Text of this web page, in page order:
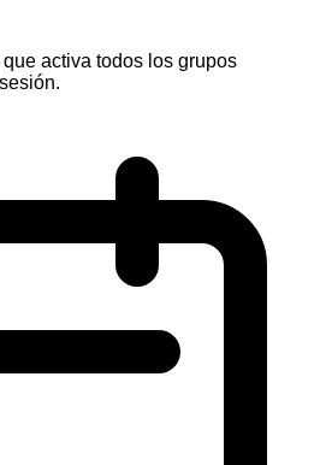
activa todos los grupos